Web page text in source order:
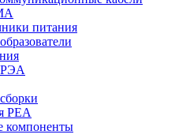
питания
РЭА
РЕА
компоненты